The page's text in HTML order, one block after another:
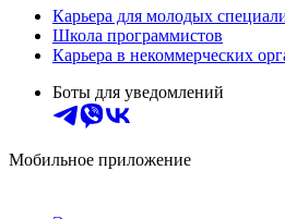
Карьера для молодых
Школа программистов
Карьера в некоммерческих
Боты для уведомлений
Мобильное приложение